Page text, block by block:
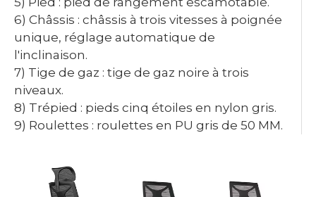
6) Châssis : châssis à trois vitesses à poignée
unique, réglage automatique de
l'inclinaison.
7) Tige de gaz : tige de gaz noire à trois
niveaux.
8) Trépied : pieds cinq étoiles en nylon gris.
9) Roulettes : roulettes en PU gris de 50 MM.